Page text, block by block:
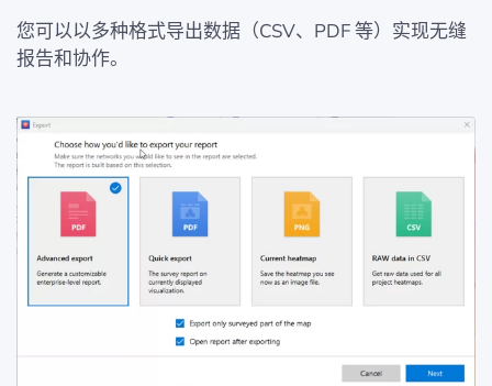
您可以以多种格式导出数据（CSV、PDF 等）实现无缝
报告和协作。